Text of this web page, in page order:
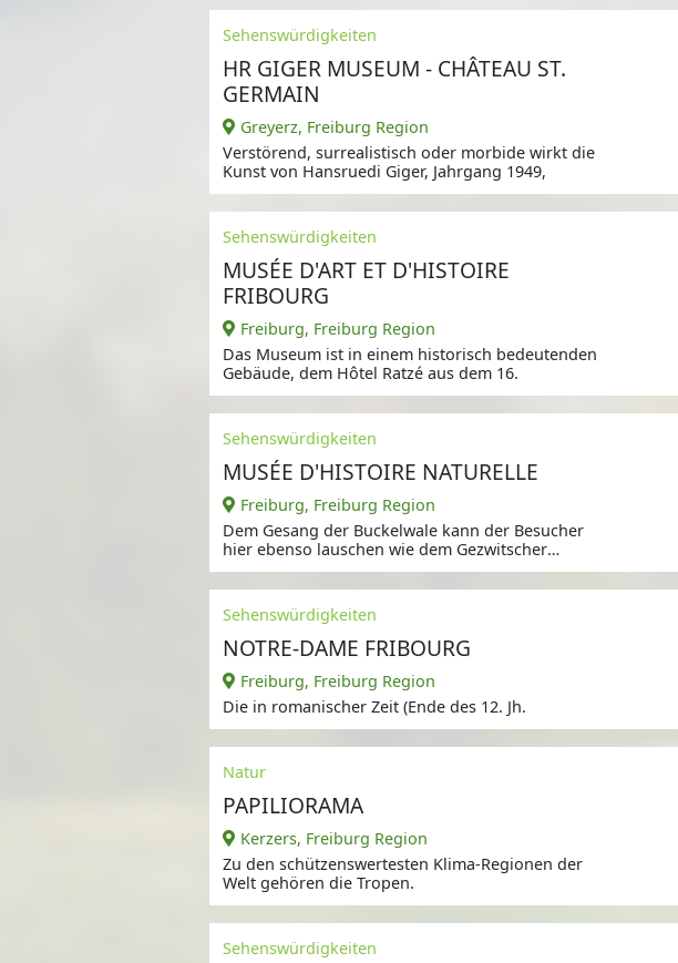
Sehenswürdigkeiten
HR GIGER MUSEUM - CHÂTEAU ST.
GERMAIN
Greyerz, Freiburg Region
Verstörend, surrealistisch oder morbide wirkt die
Kunst von Hansruedi Giger, Jahrgang 1949,
Sehenswürdigkeiten
MUSÉE D'ART ET D'HISTOIRE
FRIBOURG
Freiburg, Freiburg Region
Das Museum ist in einem historisch bedeutenden
Gebäude, dem Hôtel Ratzé aus dem 16.
Sehenswürdigkeiten
MUSÉE D'HISTOIRE NATURELLE
Freiburg, Freiburg Region
Dem Gesang der Buckelwale kann der Besucher
hier ebenso lauschen wie dem Gezwitscher
einheimischer
Sehenswürdigkeiten
NOTRE-DAME FRIBOURG
Freiburg, Freiburg Region
Die in romanischer Zeit (Ende des 12. Jh.
Natur
PAPILIORAMA
Kerzers, Freiburg Region
Zu den schützenswertesten Klima-Regionen der
Welt gehören die Tropen.
Sehenswürdigkeiten